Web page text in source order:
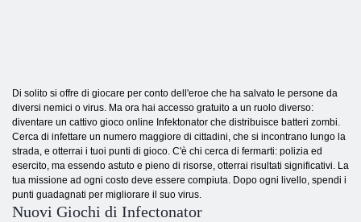
Di solito si offre di giocare per conto dell'eroe che ha salvato le persone da
diversi nemici o virus. Ma ora hai accesso gratuito a un ruolo diverso:
diventare un cattivo gioco online Infektonator che distribuisce batteri zombi.
Cerca di infettare un numero maggiore di cittadini, che si incontrano lungo la
strada, e otterrai i tuoi punti di gioco. C'è chi cerca di fermarti: polizia ed
esercito, ma essendo astuto e pieno di risorse, otterrai risultati significativi. La
tua missione ad ogni costo deve essere compiuta. Dopo ogni livello, spendi i
punti guadagnati per migliorare il suo virus.
Nuovi Giochi di Infectonator